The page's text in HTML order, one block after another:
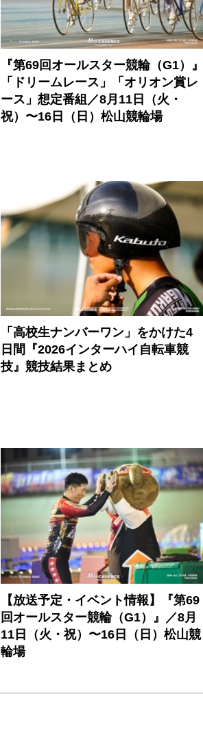
『第69回オールスター競輪（G1）』
「ドリームレース」「オリオン賞レ
ース」想定番組／8月11日（火・
祝）〜16日（日）松山競輪場
「高校生ナンバーワン」をかけた4
日間『2026インターハイ自転車競
技』競技結果まとめ
【放送予定・イベント情報】『第69
回オールスター競輪（G1）』／8月
11日（火・祝）〜16日（日）松山競
輪場